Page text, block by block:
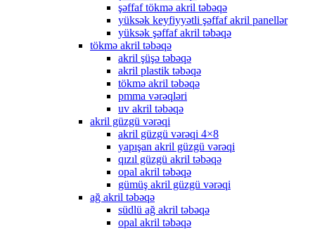
şəffaf tökmə akril təbəqə
yüksək keyfiyyətli şəffaf akril panellər
yüksək şəffaf akril təbəqə
tökmə akril təbəqə
akril şüşə təbəqə
akril plastik təbəqə
tökmə akril təbəqə
pmma vərəqləri
uv akril təbəqə
akril güzgü vərəqi
akril güzgü vərəqi 4×8
yapışan akril güzgü vərəqi
qızıl güzgü akril təbəqə
opal akril təbəqə
gümüş akril güzgü vərəqi
ağ akril təbəqə
südlü ağ akril təbəqə
opal akril təbəqə